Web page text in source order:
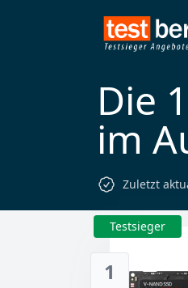
Die
im
Zuletzt
1
Testsieger